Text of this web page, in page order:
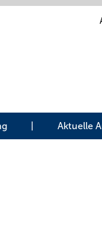
Aktuelle